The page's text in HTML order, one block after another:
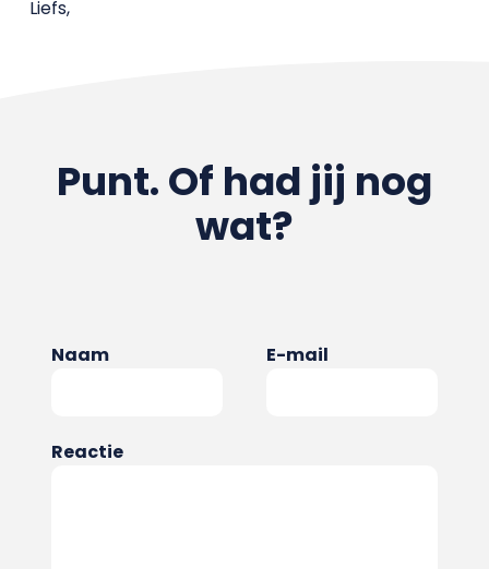
Liefs,
Punt. Of had jij nog
wat?
Naam E-mail
Reactie